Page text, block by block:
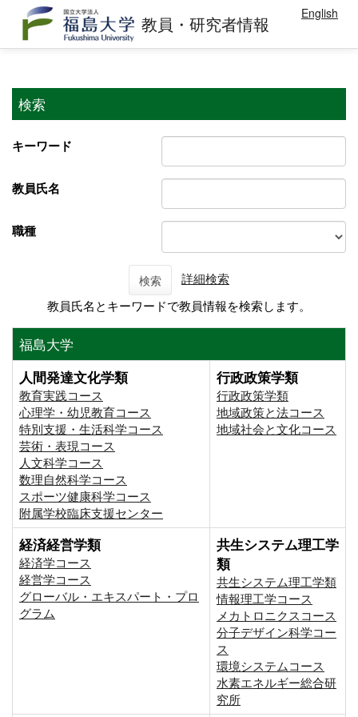
教員・研究者情報 English
検索
キーワード
教員氏名
職種
検索
詳細検索
教員氏名とキーワードで教員情報を検索します。
福島大学
人間発達文化学類
教育実践コース
心理学・幼児教育コース
特別支援・生活科学コース
芸術・表現コース
人文科学コース
数理自然科学コース
スポーツ健康科学コース
附属学校臨床支援センター
行政政策学類
行政政策学類
地域政策と法コース
地域社会と文化コース
経済経営学類
経済学コース
経営学コース
グローバル・エキスパート・プロ
グラム
共生システム理工学
類
共生システム理工学類
情報理工学コース
メカトロニクスコース
分子デザイン科学コー
ス
環境システムコース
⽔素エネルギー総合研
究所